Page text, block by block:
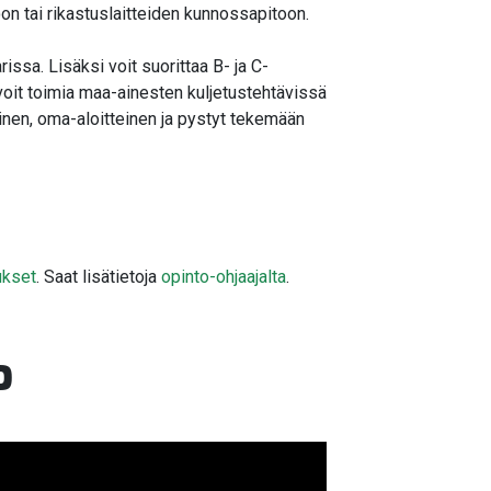
tai rikastuslaitteiden kunnossapitoon.
Lisäksi voit suorittaa B- ja C-
toimia maa-ainesten kuljetustehtävissä
oma-aloitteinen ja pystyt tekemään
. Saat lisätietoja opinto-ohjaajalta.